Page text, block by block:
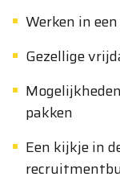
Werken in
Gezellige
pakken
Een kijkje in